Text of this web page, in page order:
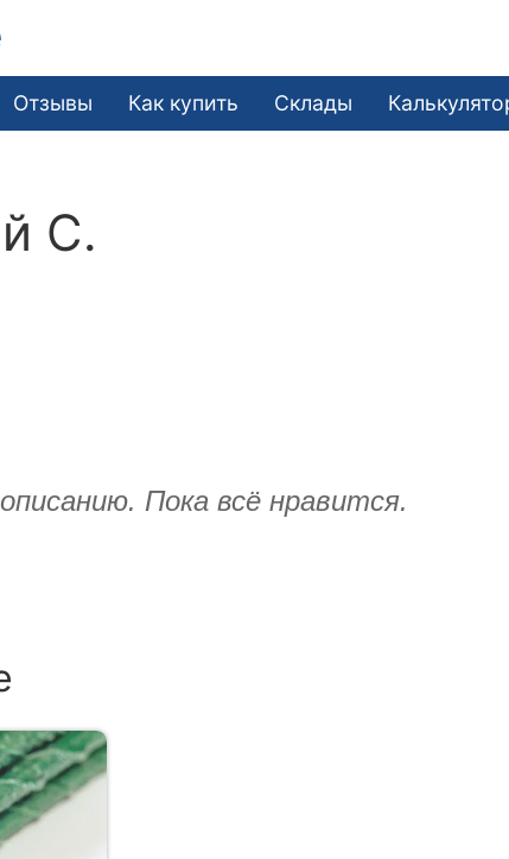
Отзывы Как купить Склады
С.
Пока всё нравится.